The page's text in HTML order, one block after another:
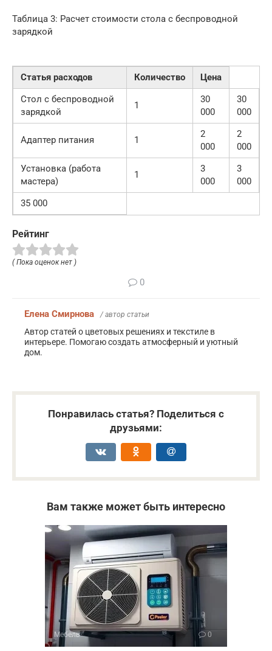
Таблица 3: Расчет стоимости стола с беспроводной
зарядкой
Статья расходов Количество
Цена
Стол с беспроводной
зарядкой
1
30
000
30
000
Адаптер питания 1
2
000
2
000
Установка (работа
мастера)
1
3
000
3
000
35 000
Рейтинг
( Пока оценок нет )
0
Елена Смирнова / автор статьи
Автор статей о цветовых решениях и текстиле в
интерьере. Помогаю создать атмосферный и уютный
дом.
Понравилась статья? Поделиться с
друзьями:
Вам также может быть интересно
Мебель 0